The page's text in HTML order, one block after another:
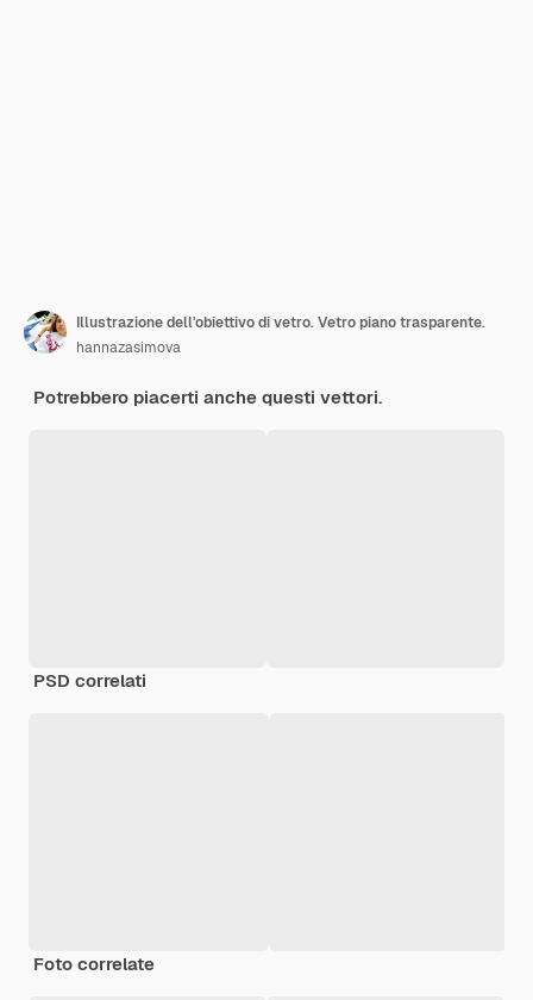
Illustrazione dell'obiettivo di vetro. Vetro piano trasparente.
hannazasimova
Potrebbero piacerti anche questi vettori.
PSD correlati
Foto correlate